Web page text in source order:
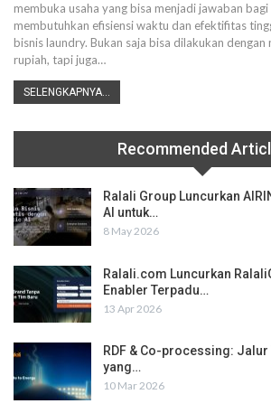
membuka usaha yang bisa menjadi jawaban
membutuhkan efisiensi waktu dan efektifitas
bisnis laundry. Bukan saja bisa dilakukan
rupiah, tapi juga…
SELENGKAPNYA...
Recommended
Ralali Group Luncurkan
AI untuk…
8 May 2026
Ralali.com Luncurkan
Enabler Terpadu…
13 Apr 2026
RDF & Co-processing:
yang…
10 Mar 2026